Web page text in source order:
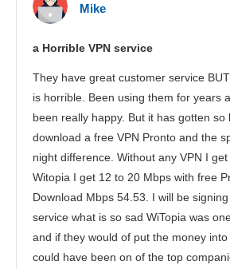
Mike
a Horrible VPN service
They have great customer service
is horrible. Been using them for years
been really happy. But it has gotten so
download a free VPN Pronto and the
night difference. Without any VPN I
Witopia I get 12 to 20 Mbps with free
Download Mbps 54.53. I will be
service what is so sad WiTopia was
and if they would of put the money
could have been on of the top